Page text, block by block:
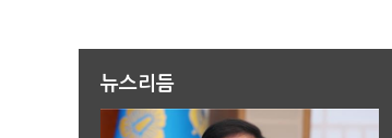
뉴스리듬